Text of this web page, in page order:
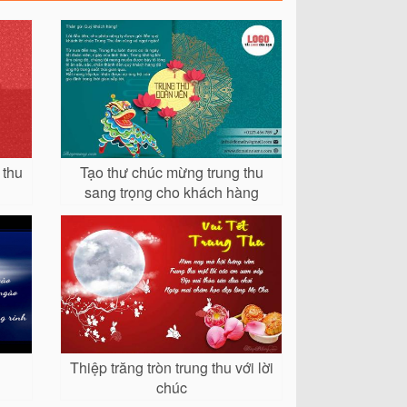
Tạo thư chúc mừng trung thu
sang trọng cho khách hàng
Thiệp trăng tròn trung thu với lời
chúc